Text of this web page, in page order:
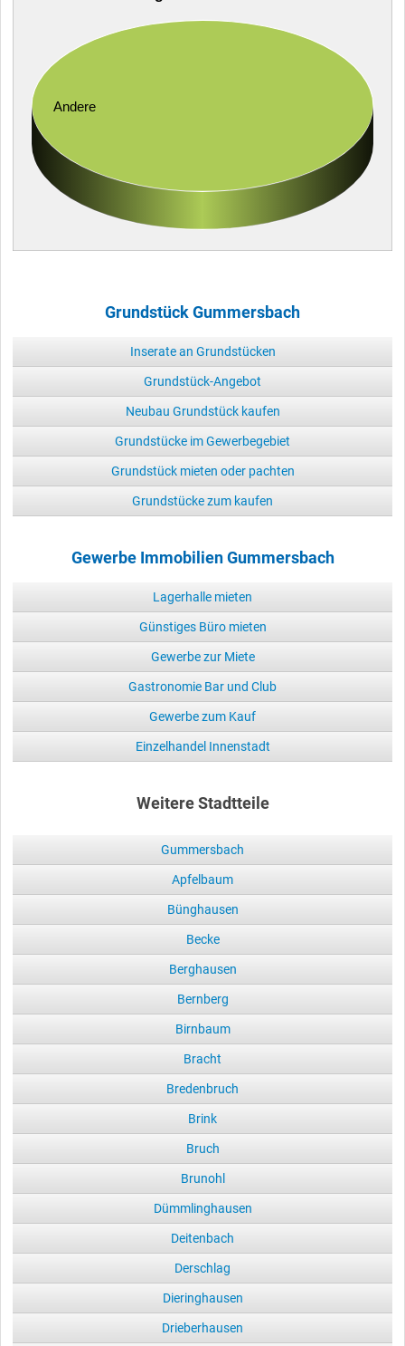
Andere
Grundstück Gummersbach
Inserate an Grundstücken
Grundstück-Angebot
Neubau Grundstück kaufen
Grundstücke im Gewerbegebiet
Grundstück mieten oder pachten
Grundstücke zum kaufen
Gewerbe Immobilien Gummersbach
Lagerhalle mieten
Günstiges Büro mieten
Gewerbe zur Miete
Gastronomie Bar und Club
Gewerbe zum Kauf
Einzelhandel Innenstadt
Weitere Stadtteile
Gummersbach
Apfelbaum
Bünghausen
Becke
Berghausen
Bernberg
Birnbaum
Bracht
Bredenbruch
Brink
Bruch
Brunohl
Dümmlinghausen
Deitenbach
Derschlag
Dieringhausen
Drieberhausen